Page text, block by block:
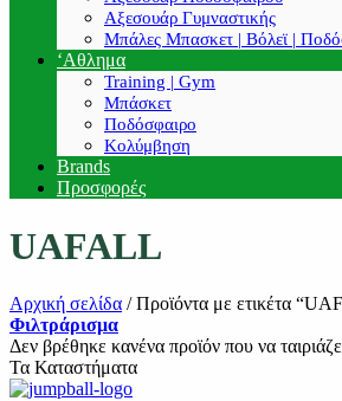
Αξεσουάρ Γυμναστικής
Μπάλες Μπασκετ | Βόλεϊ |
‘Αθλημα
Training | Gym
Μπάσκετ
Ποδόσφαιρο
Κολύμβηση
Brands
Προσφορές
UAFALL
Αρχική σελίδα /Προϊόντα με ετικέτα
Φιλτράρισμα
Δεν βρέθηκε κανένα προϊόν που να
Τα Καταστήματα